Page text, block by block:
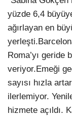
yüzde 6,4
ağırlayan en
Roma’yı geride
veriyor.Emeği
sayısı hızla
ilerlemiyor.
hizmete açıldı.